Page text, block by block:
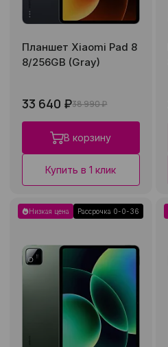
Планшет Xiaomi Pad 8
8/256GB (Gray)
33 640 ₽38 990 ₽
В корзину
Купить в 1 клик
Низкая цена Рассрочка 0-0-36